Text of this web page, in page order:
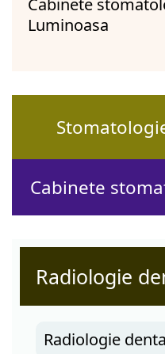
Cabinete
Luminoasa
Cabinete
Radiologie
Radiologie